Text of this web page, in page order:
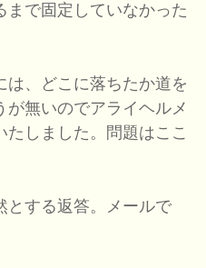
まで固定していなかった
、どこに落ちたか道を
が無いのでアライヘルメ
たしました。問題はここ
する返答。メールで